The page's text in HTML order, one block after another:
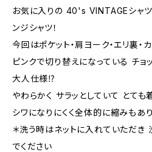
お気に入りの 40's VINTAGEシャ
ンジシャツ！
今回はポケット・肩ヨーク・エリ裏・
ピンクで切り替えになっている チョ
大人仕様⁉️
やわらかく サラッとしていて とて
シワになりにくく全体的に縮みもあ
＊洗う時はネットに入れていただ
でください